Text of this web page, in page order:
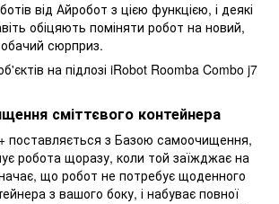
від Айробот з цією функцією, і деякі
обіцяють поміняти робот на новий,
сюрприз.
сміттєвого контейнера
поставляється з Базою самоочищення,
робота щоразу, коли той заїжджає на
що робот не потребує щоденного
з вашого боку, і набуває повної